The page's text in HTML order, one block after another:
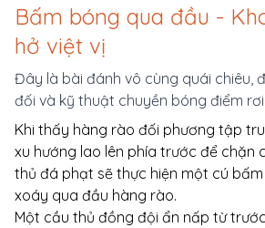
Bấm bóng qua đầu -
hở việt vị
Đây là bài đánh vô cùng quái chiêu,
đối và kỹ thuật chuyền bóng điểm
Khi thấy hàng rào đối phương tập
xu hướng lao lên phía trước để chặn
thủ đá phạt sẽ thực hiện một cú
xoáy qua đầu hàng rào.
Một cầu thủ đồng đội ẩn nấp từ